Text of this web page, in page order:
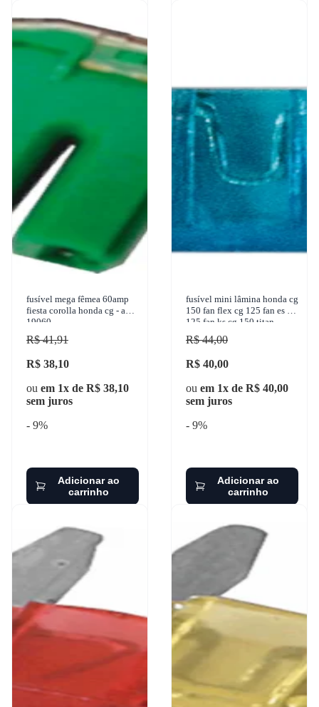
fusível mega fêmea 60amp
fiesta corolla honda cg - ams
19060
R$ 41,91
R$ 38,10
ou em 1x de R$ 38,10
sem juros
- 9%
Adicionar ao
carrinho
fusível mini lâmina honda cg
150 fan flex cg 125 fan es cg
125 fan ks cg 150 titan
toyota corolla 1960-2018
ams - 17515
R$ 44,00
R$ 40,00
ou em 1x de R$ 40,00
sem juros
- 9%
Adicionar ao
carrinho